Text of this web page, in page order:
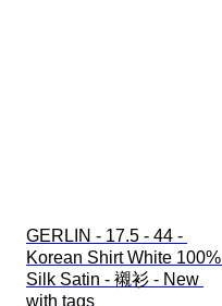
GERLIN - 17.5 - 44 -
Korean Shirt White 100%
Silk Satin - 襯衫 - New
with tags